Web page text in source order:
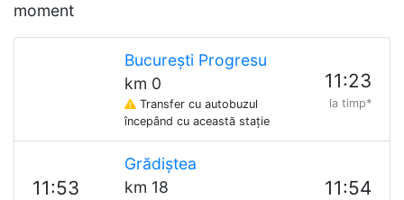
moment
București Progresu
km 0
Transfer cu autobuzul
începând cu această stație
11:23
la timp*
11:53
Grădiștea
km 18
11:54